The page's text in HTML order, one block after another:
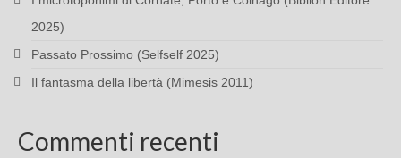
2025)
Passato Prossimo (Selfself 2025)
Il fantasma della libertà (Mimesis 2011)
Commenti recenti